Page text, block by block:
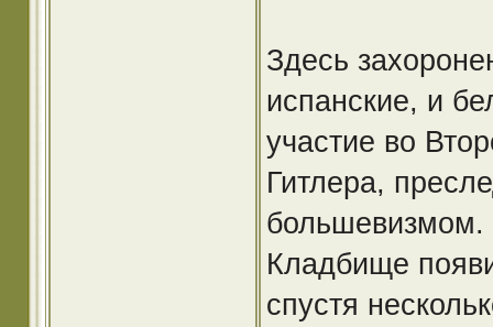
Здесь
испанские, и
участие во
Гитлера,
большевизмом.
Кладбище
спустя